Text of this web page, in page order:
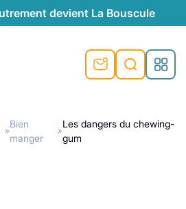
devient La Bouscule
»
Bien
manger
»
Les dangers du chewing-
gum